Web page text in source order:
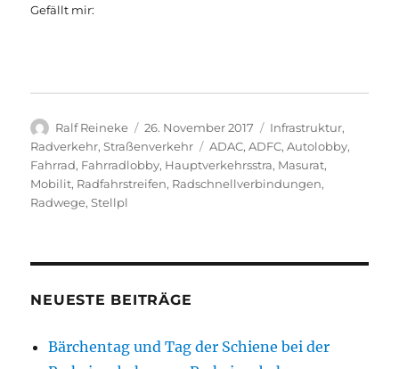
Gefällt mir:
Autor
Ralf Reineke
Veröffentlicht
am
26. November 2017 Kategorien
Infrastruktur,
Radverkehr,Straßenverkehr Schlagwörter
ADAC,ADFC,Autolobby,
Fahrrad, Fahrradlobby, Hauptverkehrsstra, Masurat,
Mobilit, Radfahrstreifen, Radschnellverbindungen,
Radwege,Stellpl
NEUESTE BEITRÄGE
Bärchentag und Tag der Schiene bei der